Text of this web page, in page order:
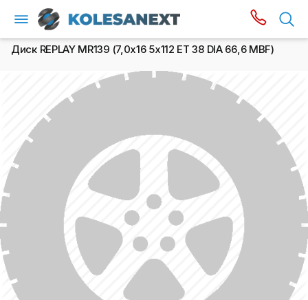
Диск REPLAY MR139 (7,0х16 5x112 ET 38 DIA 66,6 MBF)